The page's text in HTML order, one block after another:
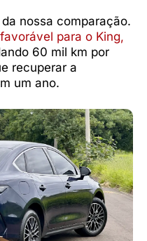
nossa comparação.
para o King,
60 mil km por
recuperar a
um ano.